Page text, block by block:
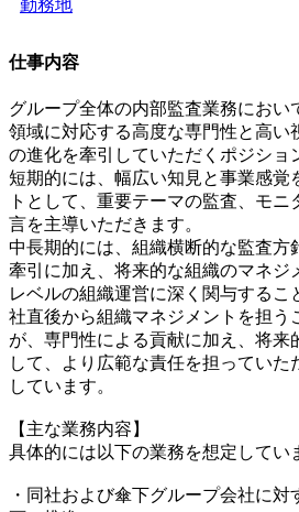
勤務地
仕事内容
グループ全体の内部監査業務におい
領域に対応する高度な専門性と高い
の進化を牽引していただくポジショ
短期的には、幅広い知見と事業感覚
トとして、重要テーマの監査、モ
言を主導いただきます。
中長期的には、組織横断的な監査方
牽引に加え、将来的な組織のマネジ
レベルの組織運営に深く関与するこ
社直後から組織マネジメントを担う
が、専門性による貢献に加え、将来
して、より広範な責任を担っていた
しています。
【主な業務内容】
具体的には以下の業務を想定してい
・同社および傘下グループ会社に